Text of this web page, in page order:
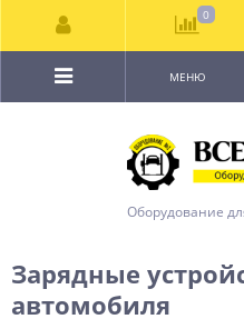
Оборудование
МЕНЮ
Зарядные
автомобиля
0